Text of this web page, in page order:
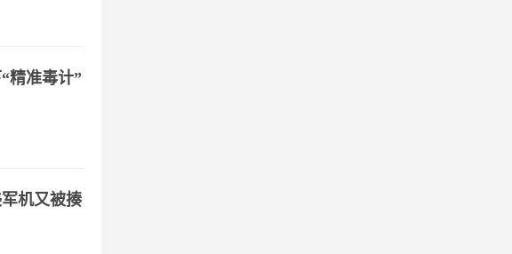
精准毒计”
机又被揍